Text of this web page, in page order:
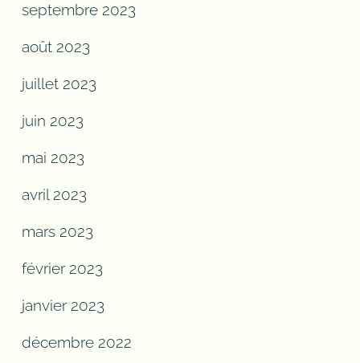
septembre 2023
août 2023
juillet 2023
juin 2023
mai 2023
avril 2023
mars 2023
février 2023
janvier 2023
décembre 2022